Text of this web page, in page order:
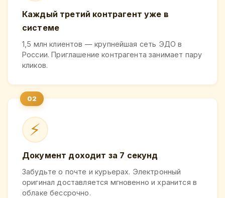
Каждый третий контрагент уже в
системе
1,5 млн клиентов — крупнейшая сеть ЭДО в
России. Приглашение контрагента занимает пару
кликов.
⚡
Документ доходит за 7 секунд
Забудьте о почте и курьерах. Электронный
оригинал доставляется мгновенно и хранится в
облаке бессрочно.